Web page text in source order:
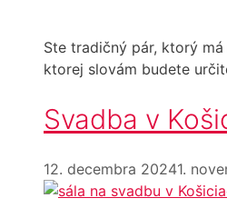
Ste tradičný pár, ktorý
ktorej slovám budete
Svadba v
12. decembra 20241.